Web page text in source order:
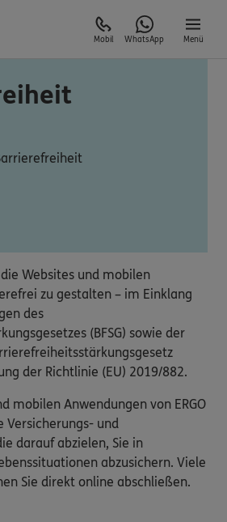
Mobil WhatsApp Menü
Websites und mobilen
zu gestalten – im Einklang
des
(BFSG) sowie der
der Richtlinie (EU) 2019/882.
mobilen Anwendungen von ERGO
Versicherungs- und
darauf abzielen, Sie in
abzusichern. Viele
Sie direkt online abschließen.